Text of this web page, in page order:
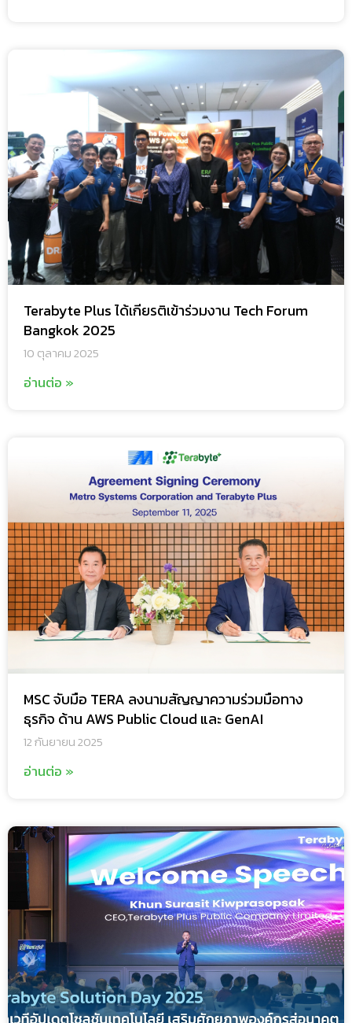
Terabyte Plus ได้เกียรติเข้าร่วมงาน Tech Forum
Bangkok 2025
10 ตุลาคม 2025
อ่านต่อ »
MSC จับมือ TERA ลงนามสัญญาความร่วมมือทาง
ธุรกิจ ด้าน AWS Public Cloud และ GenAI
12 กันยายน 2025
อ่านต่อ »